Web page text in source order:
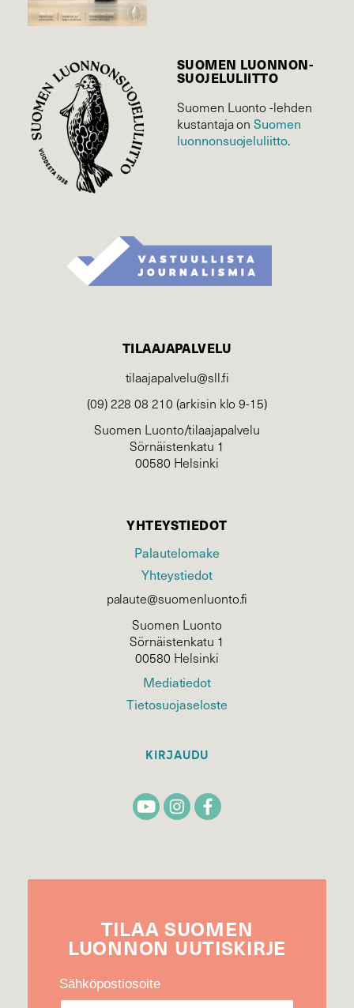
SUOMEN LUONNON­
SUOJELU­LIITTO
Suomen Luonto -lehden
kustantaja onSuomen
luonnonsuojelu­liitto.
TILAAJAPALVELU
tilaajapalvelu@sll.fi
(09) 228 08 210 (arkisin klo 9-15)
Suomen Luonto/tilaajapalvelu
Sörnäistenkatu 1
00580 Helsinki
YHTEYSTIEDOT
Palautelomake
Yhteystiedot
palaute@suomenluonto.fi
Suomen Luonto
Sörnäistenkatu 1
00580 Helsinki
Mediatiedot
Tietosuojaseloste
KIRJAUDU
TILAA SUOMEN
LUONNON UUTIS­KIRJE
Sähköpostiosoite